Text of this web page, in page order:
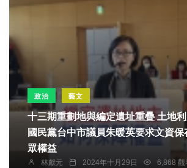
政治 藝文
十三期重劃地與編定遺址重疊 土地利用權益受限制
國民黨台中市議員朱暖英要求文資
眾權益
林獻元 2024年十月29日 6,868 觀